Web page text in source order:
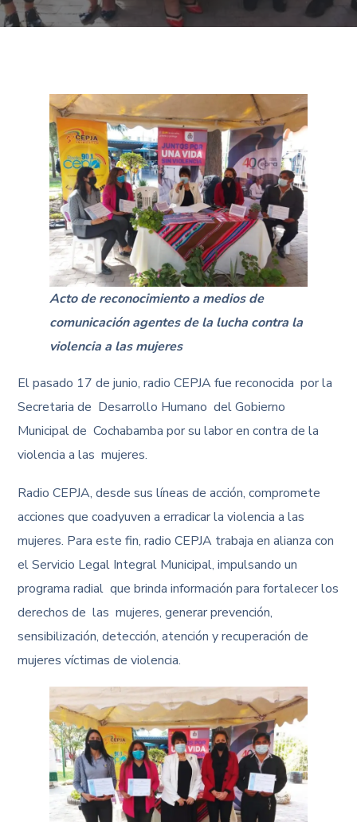
Acto de reconocimiento a medios de
comunicación agentes de la lucha contra la
violencia a las mujeres
El pasado 17 de junio, radio CEPJA fue reconocida por la
Secretaria de Desarrollo Humano del Gobierno
Municipal de Cochabamba por su labor en contra de la
violencia a las mujeres.
Radio CEPJA, desde sus líneas de acción, compromete
acciones que coadyuven a erradicar la violencia a las
mujeres. Para este fin, radio CEPJA trabaja en alianza con
el Servicio Legal Integral Municipal, impulsando un
programa radial que brinda información para fortalecer los
derechos de las mujeres, generar prevención,
sensibilización, detección, atención y recuperación de
mujeres víctimas de violencia.